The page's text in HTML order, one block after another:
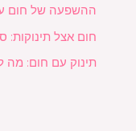
ההשפעה של חום
חום אצל תינוקות:
תינוק עם חום: מה